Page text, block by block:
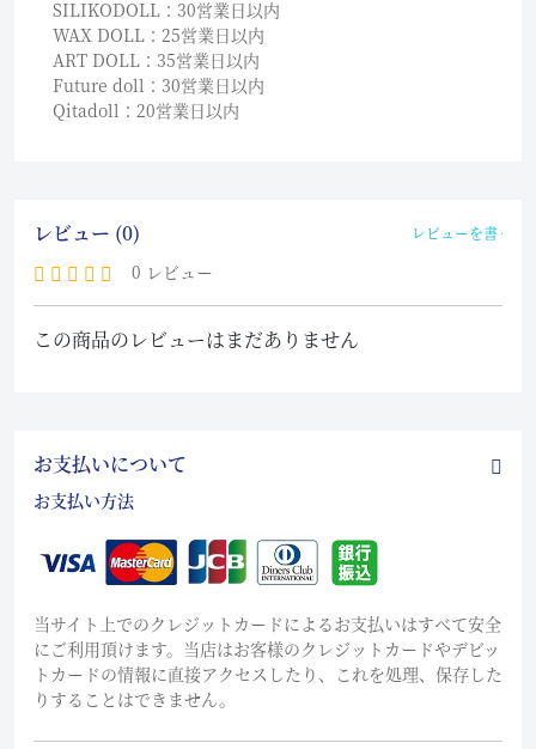
SILIKODOLL：30営業日以内
WAX DOLL：25営業日以内
ART DOLL：35営業日以内
Future doll：30営業日以内
Qitadoll：20営業日以内
レビュー (0) レビューを書く
0 レビュー
この商品のレビューはまだありません
お支払いについて
お支払い方法
当サイト上でのクレジットカードによるお支払いはすべて安全
にご利用頂けます。当店はお客様のクレジットカードやデビッ
トカードの情報に直接アクセスしたり、これを処理、保存した
りすることはできません。